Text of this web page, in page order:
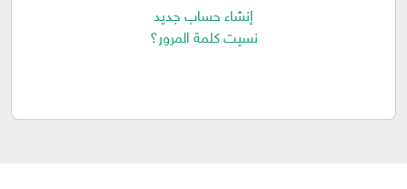
إنشاء حساب جديد
نسيت كلمة المرور؟